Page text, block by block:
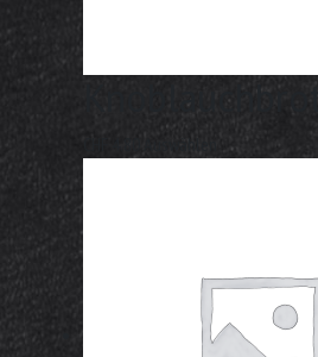
Knoblauchbrot